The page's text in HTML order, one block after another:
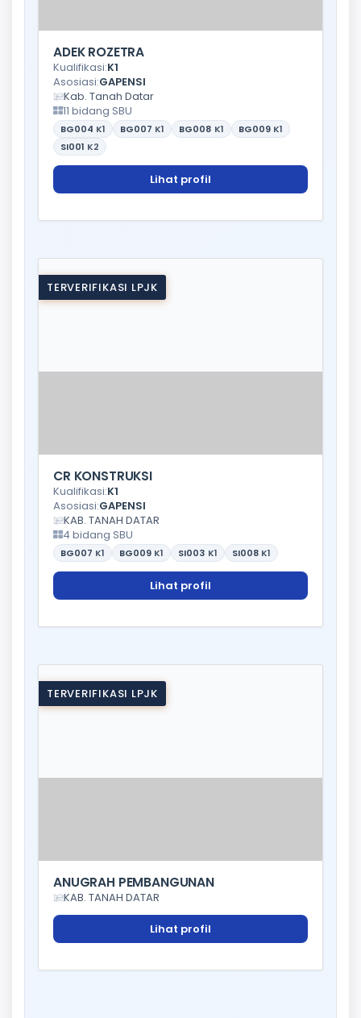
ADEK ROZETRA
Kualifikasi:K1
Asosiasi:GAPENSI
Kab. Tanah Datar
11 bidang SBU
BG004 K1 BG007 K1 BG008 K1 BG009 K1
SI001 K2
Lihat profil
TERVERIFIKASI LPJK
CR KONSTRUKSI
Kualifikasi:K1
Asosiasi:GAPENSI
KAB. TANAH DATAR
4 bidang SBU
BG007 K1 BG009 K1 SI003 K1 SI008 K1
Lihat profil
TERVERIFIKASI LPJK
ANUGRAH PEMBANGUNAN
KAB. TANAH DATAR
Lihat profil